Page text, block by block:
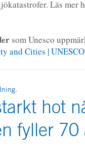
Läs mer
som Unesco
and Cities | UNESCO
.
hot
fyller 70